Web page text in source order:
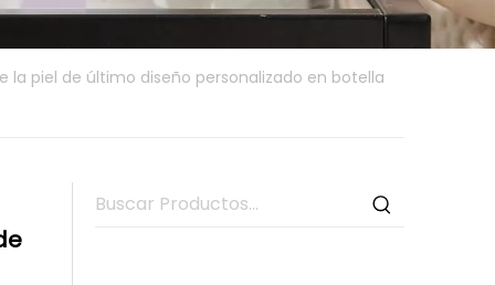
la piel de último diseño personalizado en botella